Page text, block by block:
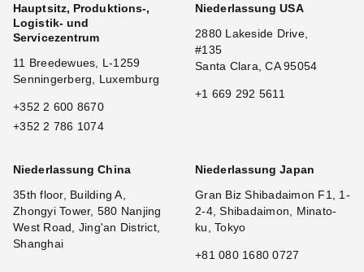
Hauptsitz, Produktions-,
Logistik- und
Servicezentrum
11 Breedewues, L-1259
Senningerberg, Luxemburg
+352 2 600 8670
+352 2 786 1074
Niederlassung USA
2880 Lakeside Drive,
#135
Santa Clara, CA 95054
+1 669 292 5611
Niederlassung China
35th floor, Building A,
Zhongyi Tower, 580 Nanjing
West Road, Jing'an District,
Shanghai
Niederlassung Japan
Gran Biz Shibadaimon F1, 1-
2-4, Shibadaimon, Minato-
ku, Tokyo
+81 080 1680 0727